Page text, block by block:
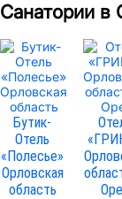
Санатории в
Бутик-
Отель
«Полесье»
Орловская
область